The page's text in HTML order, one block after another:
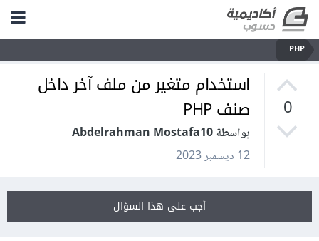
PHP
0
استخدام متغير من ملف آخر داخل
صنف PHP
بواسطة Abdelrahman Mostafa10
12 ديسمبر 2023
أجب على هذا السؤال